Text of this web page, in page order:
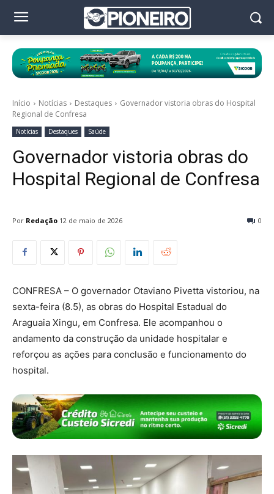
Início Notícias Destaques
Governador vistoria obras do Hospital
Regional de Confresa
Notícias Destaques Saúde
Governador vistoria obras do
Hospital Regional de Confresa
Por Redação 0
12 de maio de 2026
CONFRESA – O governador Otaviano Pivetta vistoriou, na
sexta-feira (8.5), as obras do Hospital Estadual do
Araguaia Xingu, em Confresa. Ele acompanhou o
andamento da construção da unidade hospitalar e
reforçou as ações para conclusão e funcionamento do
hospital.